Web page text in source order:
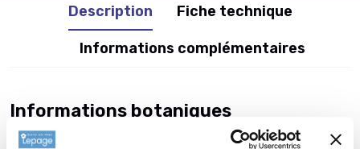
Description Fiche technique
Informations complémentaires
Informations botaniques
Famille : Poaceae